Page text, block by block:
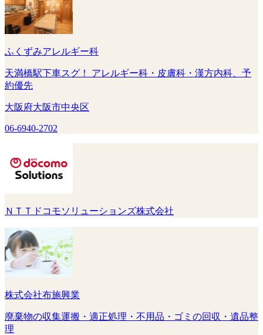
ふくずみアレルギー科
天満橋駅下車スグ！ アレルギー科・皮膚科・漢方内科、予
約優先
大阪府大阪市中央区
06-6940-2702
ＮＴＴドコモソリューションズ株式会社
株式会社布施興業
廃棄物の収集運搬・適正処理・不用品・ゴミの回収・遺品整
理